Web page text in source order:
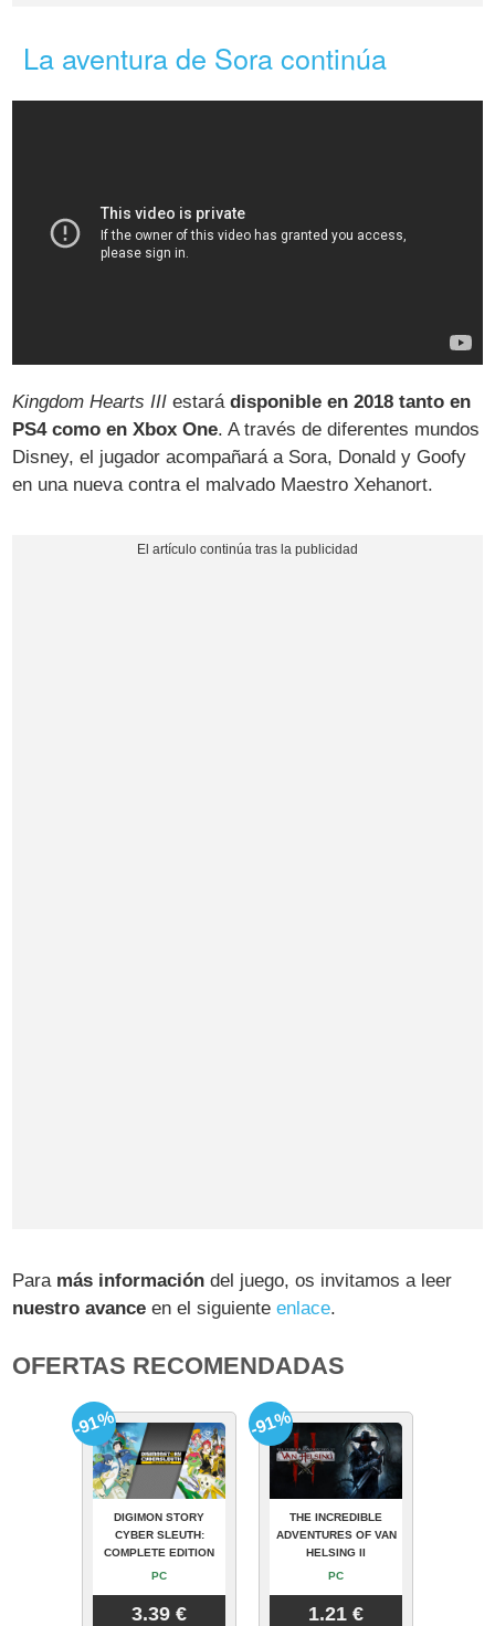
La aventura de Sora continúa
Kingdom Hearts III estarádisponible en 2018 tanto en
PS4 como en Xbox One. A través de diferentes mundos
Disney, el jugador acompañará a Sora, Donald y Goofy
en una nueva contra el malvado Maestro Xehanort.
Para más información del juego, os invitamos a leer
nuestro avance en el siguienteenlace.
OFERTAS RECOMENDADAS
DIGIMON STORY
CYBER SLEUTH:
COMPLETE EDITION
PC
3.39 €
-91%
THE INCREDIBLE
ADVENTURES OF VAN
HELSING II
PC
1.21 €
-91%